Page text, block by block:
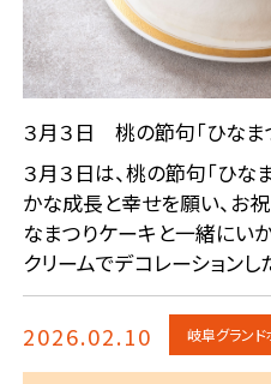
３月３日 桃の節句「ひなま
３月３日は、桃の節句「ひな
かな成長と幸せを願い、お
なまつりケーキと一緒にい
クリームでデコレーションし
2026.02.10 岐阜グランド